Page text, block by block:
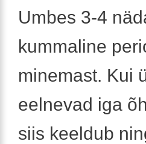
Umbes 3-4
kummaline
minemast. Kui
eelnevad iga
siis keeldub